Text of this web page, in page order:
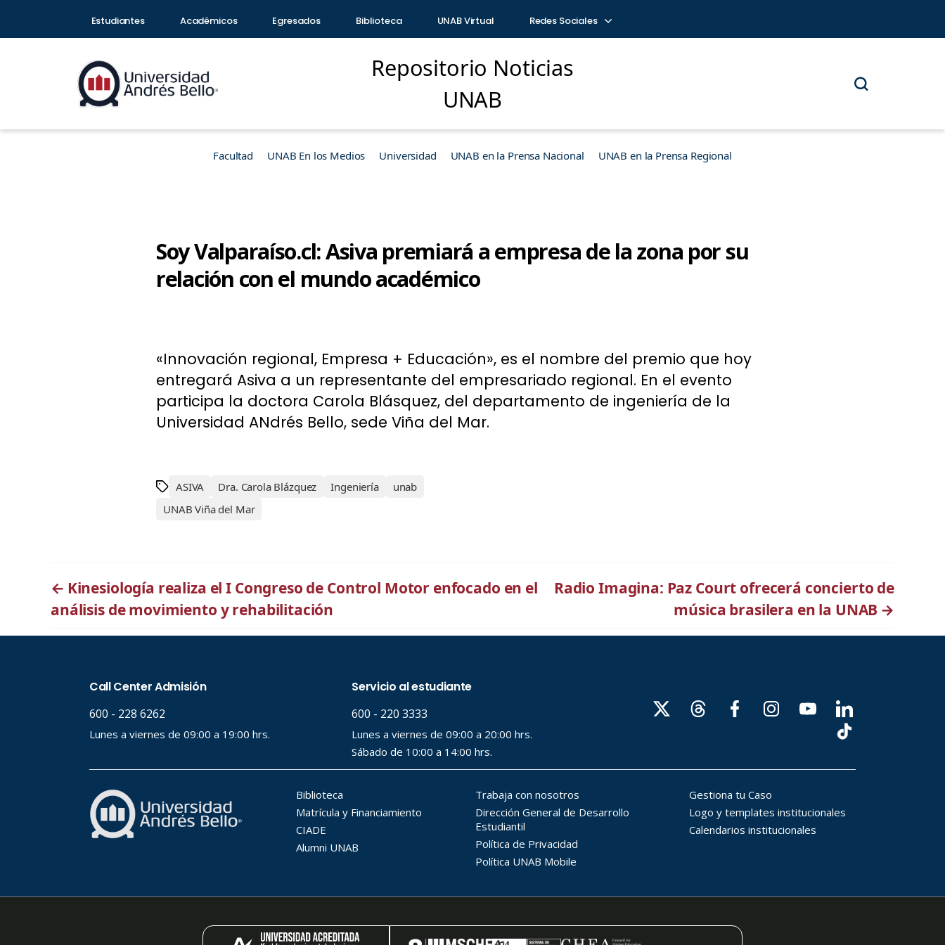
Estudiantes Académicos Egresados Biblioteca UNAB Virtual Redes Sociales
Repositorio Noticias
UNAB
Facultad UNAB En los Medios Universidad UNAB en la Prensa Nacional UNAB en la Prensa Regional
Soy Valparaíso.cl: Asiva premiará a empresa de la zona por su
relación con el mundo académico
«Innovación regional, Empresa + Educación», es el nombre del premio que hoy
entregará Asiva a un representante del empresariado regional. En el evento
participa la doctora Carola Blásquez, del departamento de ingeniería de la
Universidad ANdrés Bello, sede Viña del Mar.
ASIVA Dra. Carola Blázquez Ingeniería
unab
UNAB Viña del Mar
← Kinesiología realiza el I Congreso de Control Motor enfocado en el
análisis de movimiento y rehabilitación
Radio Imagina: Paz Court ofrecerá concierto de
música brasilera en la UNAB →